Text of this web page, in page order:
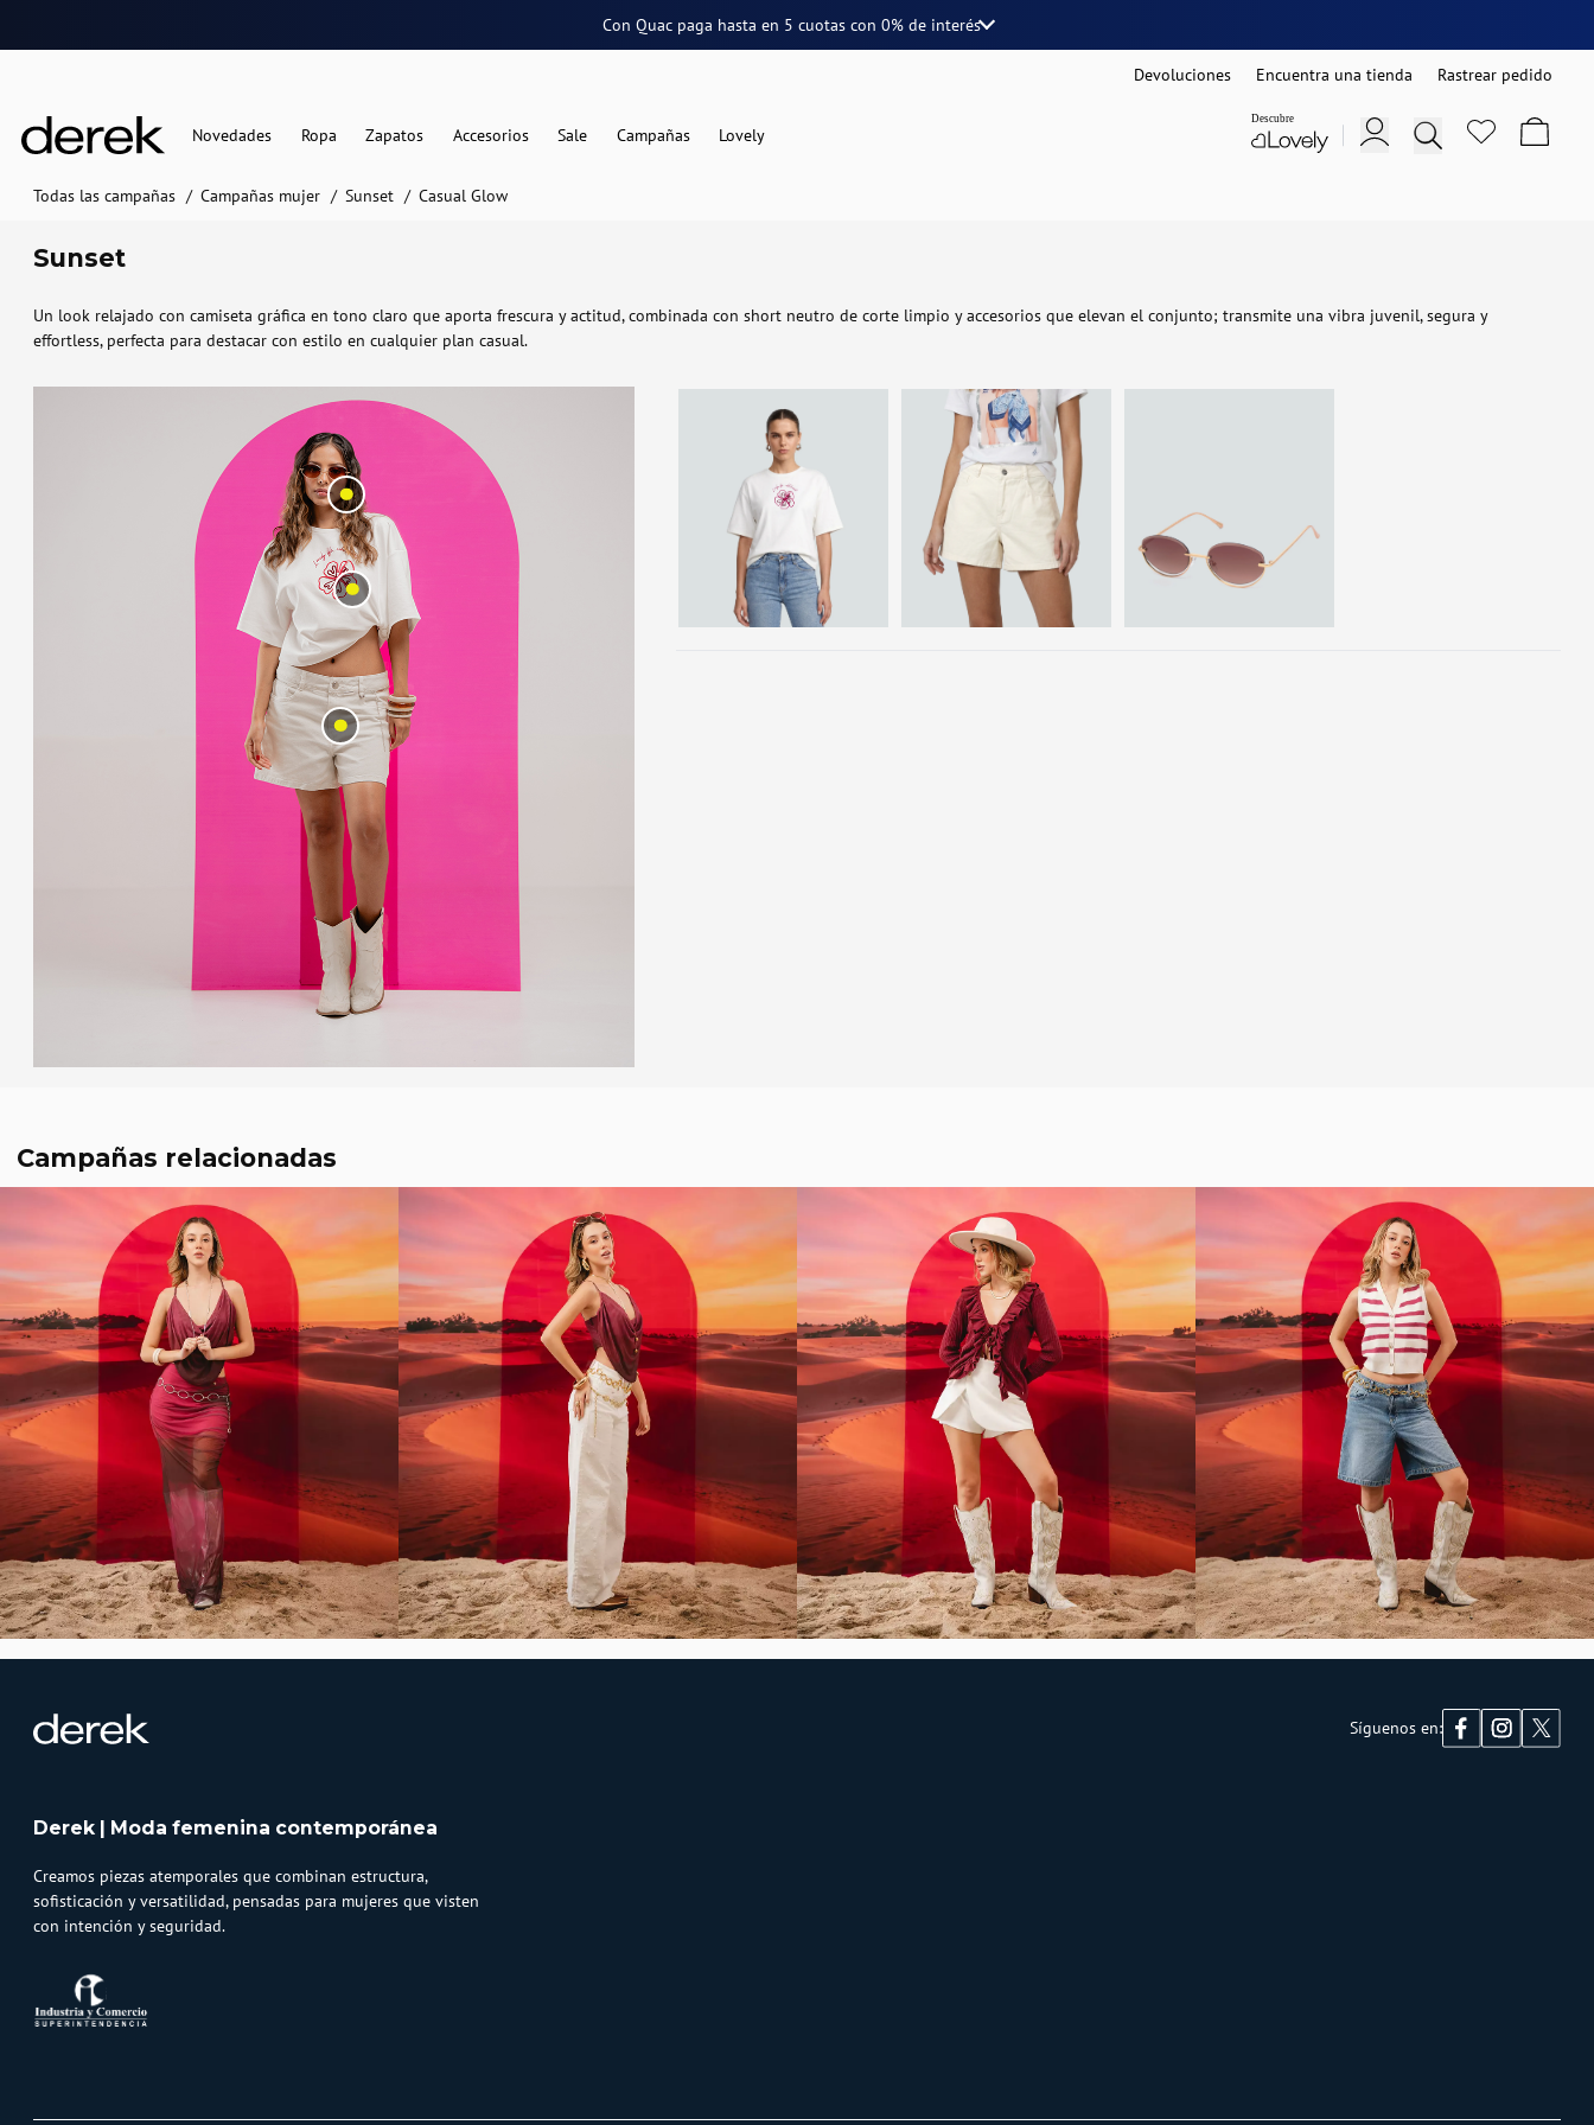
Con Quac paga hasta en 5 cuotascon 0% de interés
Devoluciones Encuentra una tienda Rastrear pedido
Novedades Ropa Zapatos Accesorios Sale Campañas Lovely
Todas las campañas Campañas mujer Sunset Casual Glow
Sunset
Un look relajado con camiseta gráfica en tono claro que aporta frescura y actitud, combinada con short neutro de corte limpio y accesorios que elevan el conjunto; transmite una vibra juvenil, segura y
effortless, perfecta para destacar con estilo en cualquier plan casual.
Campañas relacionadas
Síguenos en:
Derek | Moda femenina contemporánea
Creamos piezas atemporales que combinan estructura,
sofisticación y versatilidad, pensadas para mujeres que visten
con intención y seguridad.